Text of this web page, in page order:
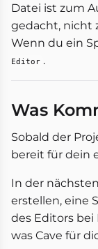
Datei ist zum
gedacht, nicht
Wenn du ein
Editor .
Was
Sobald der
bereit für dein
In der
erstellen, eine
des Editors bei
was Cave für